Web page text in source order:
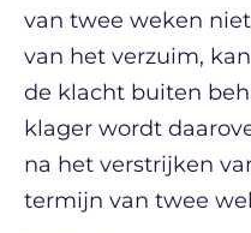
van twee weken
van het verzuim,
de klacht buiten
klager wordt
na het verstrijken
termijn van twee